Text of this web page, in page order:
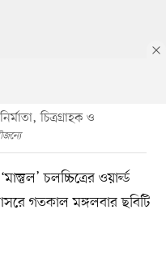
চিত্রগ্রাহক ও
চলচ্চিত্রের ওয়ার্ল্ড
গতকাল মঙ্গলবার ছবিটি